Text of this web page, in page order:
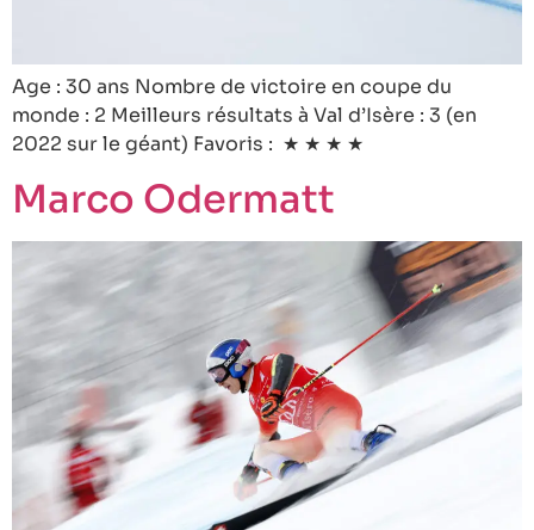
Age : 30 ans Nombre de victoire en coupe du
monde : 2 Meilleurs résultats à Val d’Isère : 3 (en
2022 sur le géant) Favoris : ★ ★ ★ ★
Marco Odermatt